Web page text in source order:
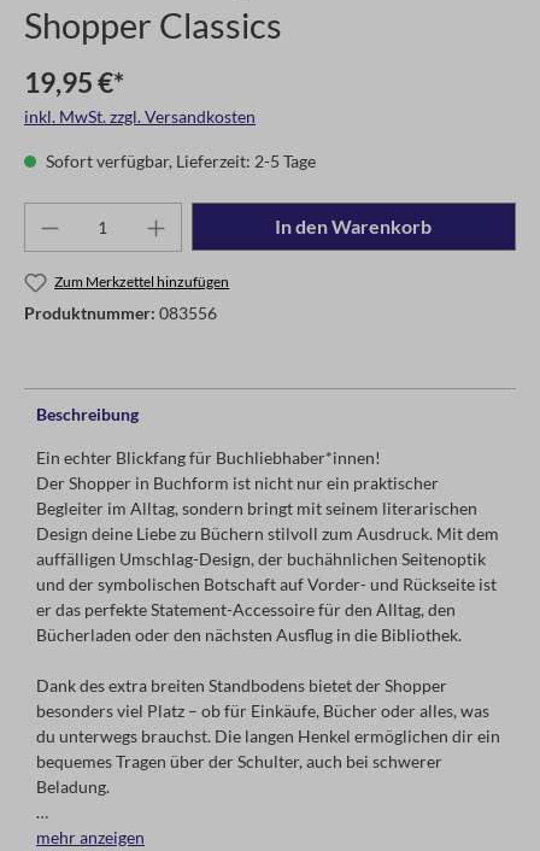
Shopper Classics
19,95 €*
inkl. MwSt. zzgl. Versandkosten
Sofort verfügbar, Lieferzeit: 2-5 Tage
In den Warenkorb
Zum Merkzettel hinzufügen
Produktnummer: 083556
Beschreibung
Ein echter Blickfang für Buchliebhaber*innen!
Der Shopper in Buchform ist nicht nur ein praktischer
Begleiter im Alltag, sondern bringt mit seinem literarischen
Design deine Liebe zu Büchern stilvoll zum Ausdruck. Mit dem
auffälligen Umschlag-Design, der buchähnlichen Seitenoptik
und der symbolischen Botschaft auf Vorder- und Rückseite ist
er das perfekte Statement-Accessoire für den Alltag, den
Bücherladen oder den nächsten Ausflug in die Bibliothek.
Dank des extra breiten Standbodens bietet der Shopper
besonders viel Platz – ob für Einkäufe, Bücher oder alles, was
du unterwegs brauchst. Die langen Henkel ermöglichen dir ein
bequemes Tragen über der Schulter, auch bei schwerer
Beladung.
Ein stilvolles Must-have für alle, die ihre Bücherliebe gerne
mehr anzeigen